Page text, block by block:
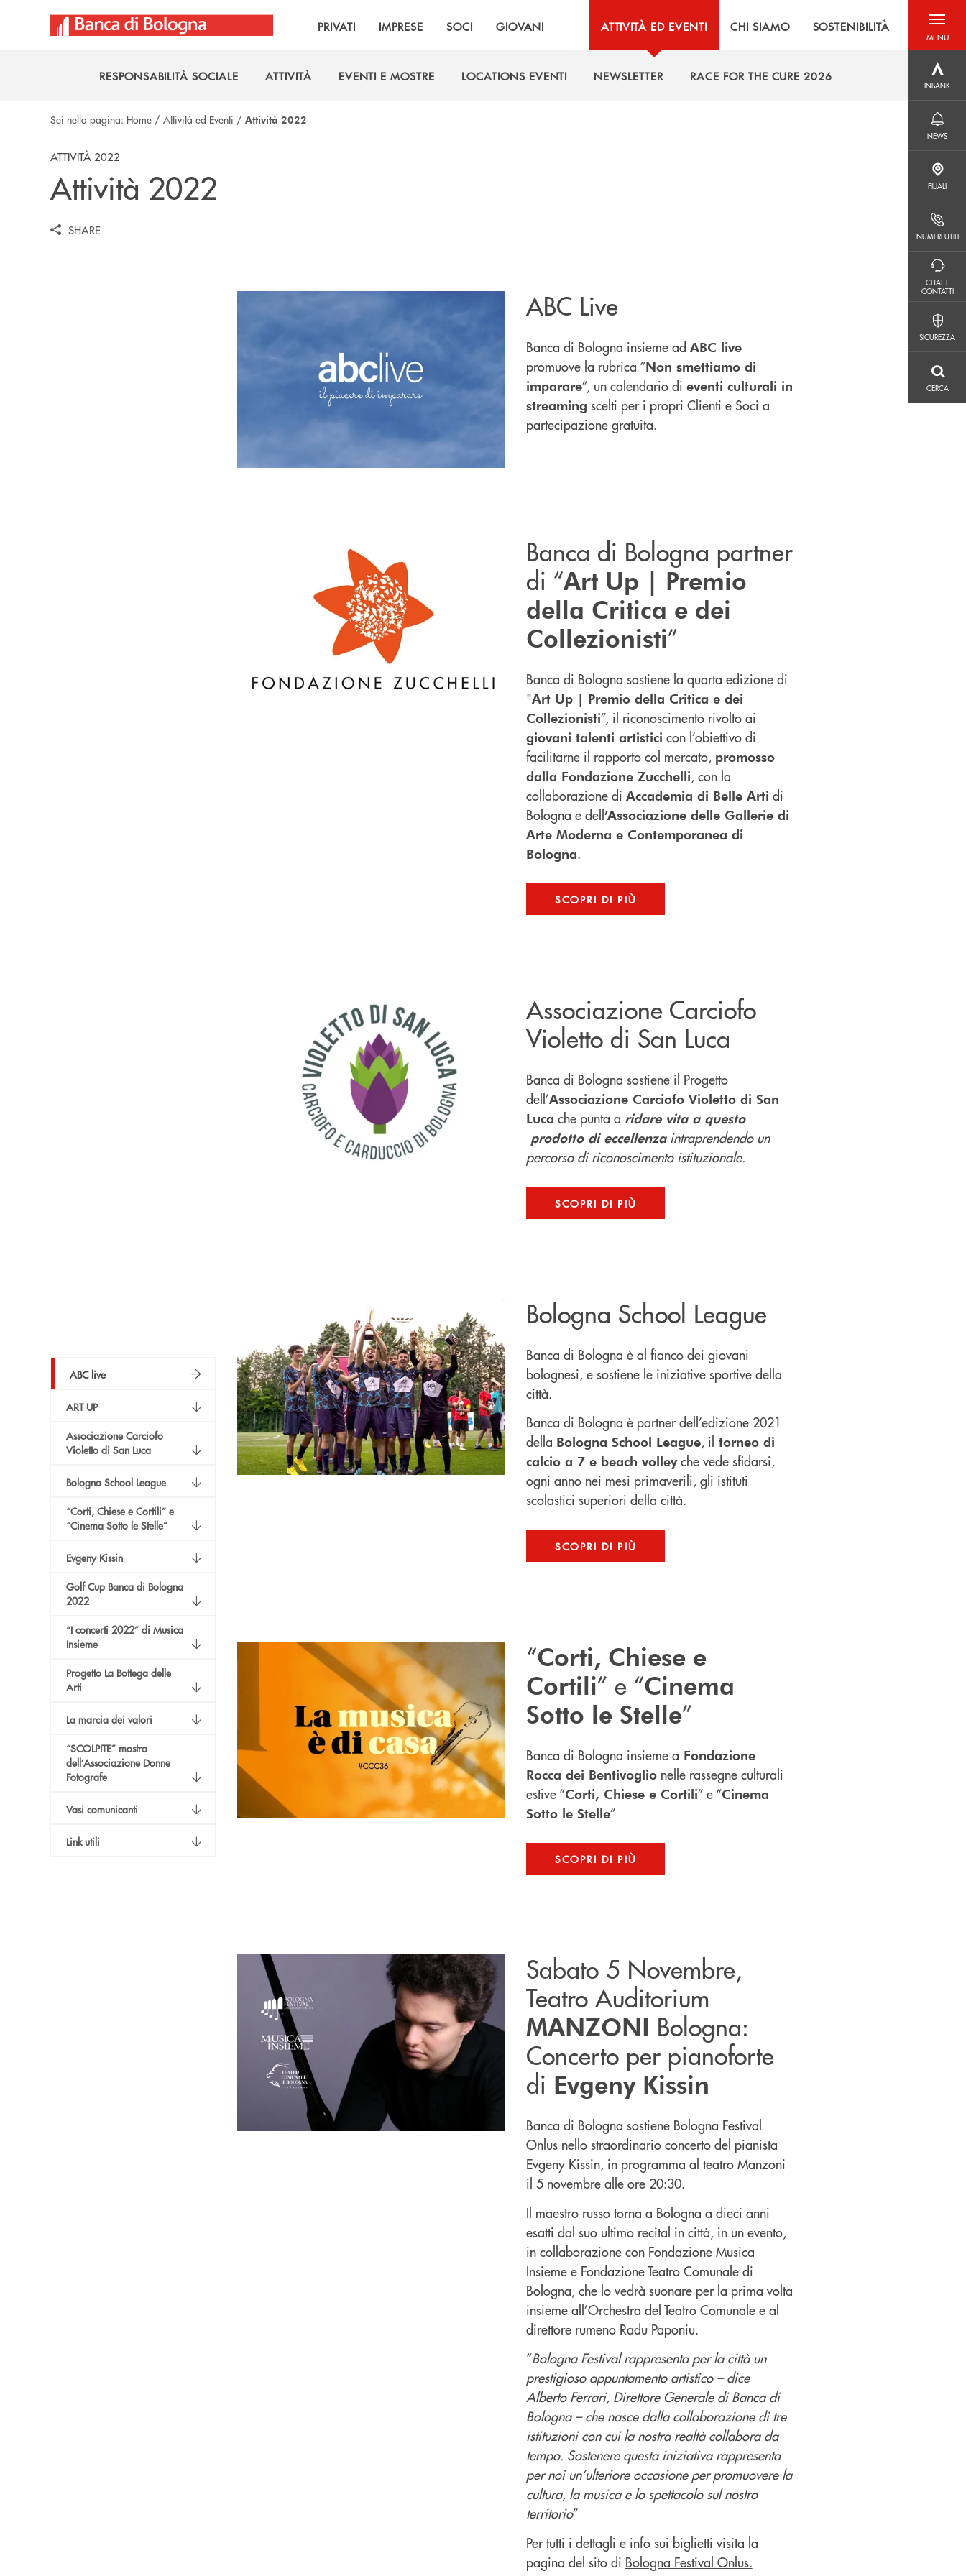
PRIVATI IMPRESE SOCI GIOVANI ATTIVITÀ ED EVENTI CHI SIAMO SOSTENIBILITÀ
MENU
menu
INBANK
NEWS
FILIALI
NUMERI UTILI
CHAT E
CONTATTI
SICUREZZA
CERCA
RESPONSABILITÀ SOCIALE
ATTIVITÀ
EVENTI E MOSTRE
LOCATIONS EVENTI
NEWSLETTER
RACE FOR THE CURE 2026
Sei nella pagina: Home / Attività ed Eventi / Attività 2022
ATTIVITÀ 2022
Attività 2022
SHARE
ABC live
ART UP
Associazione Carciofo
Violetto di San Luca
Bologna School League
“Corti, Chiese e Cortili” e
“Cinema Sotto le Stelle”
Evgeny Kissin
Golf Cup Banca di Bologna
2022
“I concerti 2022” di Musica
Insieme
Progetto La Bottega delle
Arti
La marcia dei valori
“SCOLPITE” mostra
dell’Associazione Donne
Fotografe
Vasi comunicanti
Link utili
ABC Live
Banca di Bologna insieme ad ABC live
promuove la rubrica “Non smettiamo di
imparare”, un calendario di eventi culturali in
streaming scelti per i propri Clienti e Soci a
partecipazione gratuita.
Banca di Bologna partner
di “Art Up | Premio
della Critica e dei
Collezionisti”
Banca di Bologna sostiene la quarta edizione di
"Art Up | Premio della Critica e dei
Collezionisti”, il riconoscimento rivolto ai
giovani talenti artistici con l’obiettivo di
facilitarne il rapporto col mercato, promosso
dalla Fondazione Zucchelli, con la
collaborazione di Accademia di Belle Arti di
Bologna e dell’Associazione delle Gallerie di
Arte Moderna e Contemporanea di
Bologna.
SCOPRI DI PIÙ
Associazione Carciofo
Violetto di San Luca
Banca di Bologna sostiene il Progetto
dell’Associazione Carciofo Violetto di San
Luca che punta a ridare vita a questo
prodotto di eccellenzaintraprendendo un
percorso di riconoscimento istituzionale.
SCOPRI DI PIÙ
Bologna School League
Banca di Bologna è al fianco dei giovani
bolognesi, e sostiene le iniziative sportive della
città.
Banca di Bologna è partner dell’edizione 2021
della Bologna School League, il torneo di
calcio a 7 e beach volleyche vede sfidarsi,
ogni anno nei mesi primaverili, gli istituti
scolastici superiori della città.
SCOPRI DI PIÙ
“Corti, Chiese e
Cortili” e “Cinema
Sotto le Stelle”
Banca di Bologna insieme a Fondazione
Rocca dei Bentivoglionelle rassegne culturali
estive “Corti, Chiese e Cortili” e “Cinema
Sotto le Stelle”
SCOPRI DI PIÙ
Sabato 5 Novembre,
Teatro Auditorium
MANZONI Bologna:
Concerto per pianoforte
di Evgeny Kissin
Banca di Bologna sostiene Bologna Festival
Onlus nello straordinario concerto del pianista
Evgeny Kissin, in programma al teatro Manzoni
il 5 novembre alle ore 20:30.
Il maestro russo torna a Bologna a dieci anni
esatti dal suo ultimo recital in città, in un evento,
in collaborazione con Fondazione Musica
Insieme e Fondazione Teatro Comunale di
Bologna, che lo vedrà suonare per la prima volta
insieme all’Orchestra del Teatro Comunale e al
direttore rumeno Radu Paponiu.
“Bologna Festival rappresenta per la città un
prestigioso appuntamento artistico – dice
Alberto Ferrari, Direttore Generale di Banca di
Bologna – che nasce dalla collaborazione di tre
istituzioni con cui la nostra realtà collabora da
tempo. Sostenere questa iniziativa rappresenta
per noi un’ulteriore occasione per promuovere la
cultura, la musica e lo spettacolo sul nostro
territorio”
Per tutti i dettagli e info sui biglietti visita la
pagina del sito di Bologna Festival Onlus.